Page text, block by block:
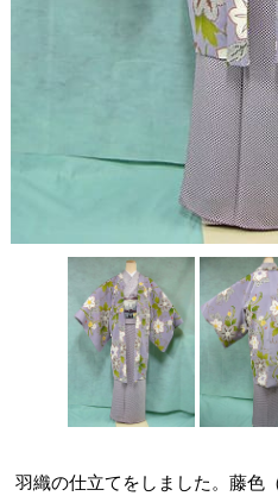
羽織の仕立てをしました。藤色